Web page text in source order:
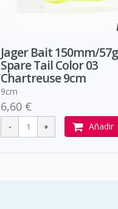
Jager Bait 150mm/57g
Spare Tail Color 03
Chartreuse 9cm
9cm
6,60 €
Añadir